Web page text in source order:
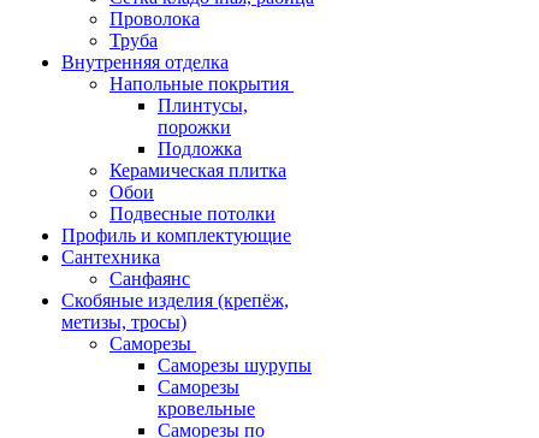
Проволока
Труба
Внутренняя отделка
Напольные покрытия
Плинтусы,
порожки
Подложка
Керамическая плитка
Обои
Подвесные потолки
Профиль и комплектующие
Сантехника
Санфаянс
Скобяные изделия (крепёж,
метизы, тросы)
Саморезы
Саморезы шурупы
Саморезы
кровельные
Саморезы по